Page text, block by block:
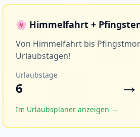
🌸 Himmelfahrt +
Von Himmelfahrt bis
Urlaubstagen!
Urlaubstage
6 →
Im Urlaubsplaner anzeigen →